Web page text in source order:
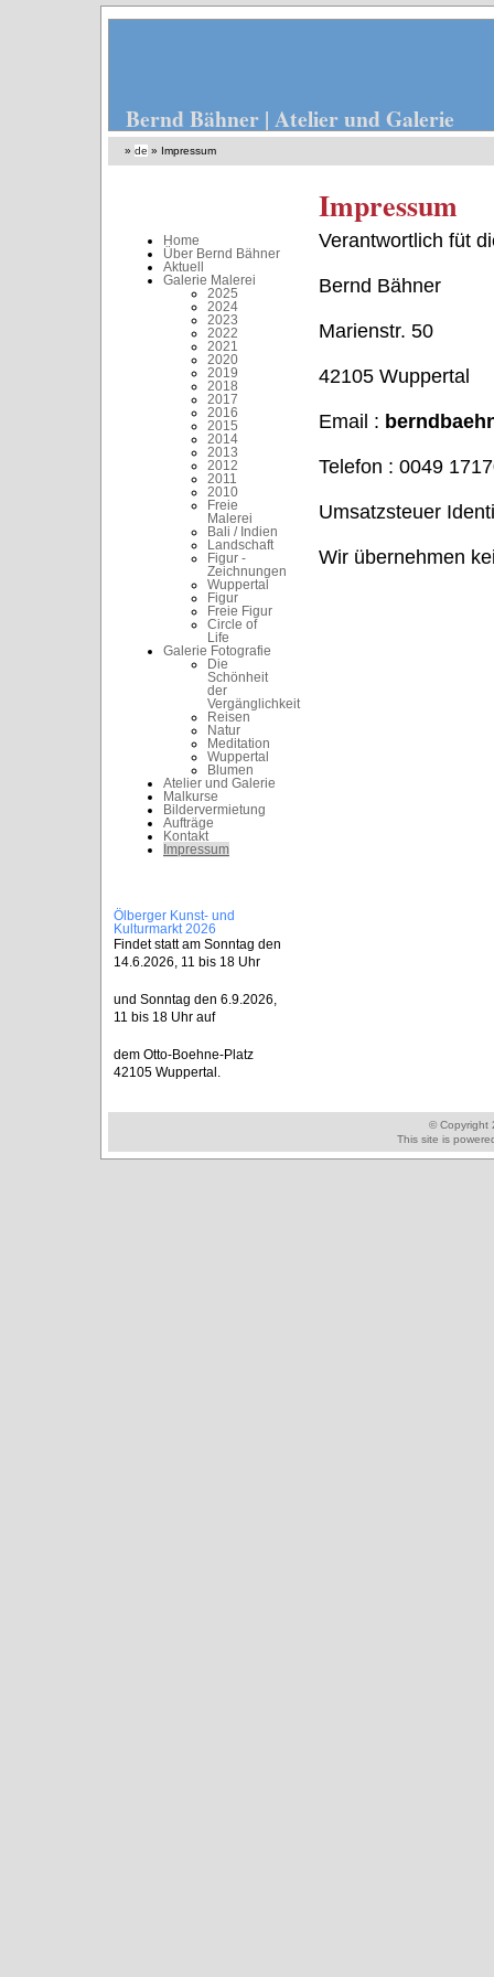
Bernd Bähner | Atelier und Galerie
» de » Impressum
Home
Über Bernd Bähner
Aktuell
Galerie Malerei
2025
2024
2023
2022
2021
2020
2019
2018
2017
2016
2015
2014
2013
2012
2011
2010
Freie
Malerei
Bali / Indien
Landschaft
Figur -
Zeichnungen
Wuppertal
Figur
Freie Figur
Circle of
Life
Galerie Fotografie
Die
Schönheit
der
Vergänglichkeit
Reisen
Natur
Meditation
Wuppertal
Blumen
Atelier und Galerie
Malkurse
Bildervermietung
Aufträge
Kontakt
Impressum
Ölberger Kunst- und
Kulturmarkt 2026
Findet statt am Sonntag den
14.6.2026, 11 bis 18 Uhr
und Sonntag den 6.9.2026,
11 bis 18 Uhr auf
dem Otto-Boehne-Platz
42105 Wuppertal.
Impressum
Verantwortlich füt
Bernd Bähner
Marienstr. 50
42105 Wuppertal
Email :
Telefon : 0049
Umsatzsteuer
Wir übernehmen
© Copyright
This site is